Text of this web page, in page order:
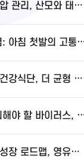
임신 중 혈압 관리, 산모와 태아를 지키는 첫걸음
족저근막염: 아침 첫발의
봄을 여는 건강식단, 더 균형 있게!
2월에 주의해야 할 바이러스,
우리 아이 성장 로드맵, 영유아 건강검진으로 완성하세요!